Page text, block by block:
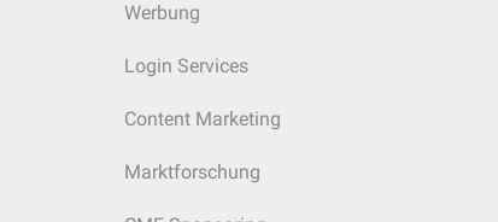
Werbung
Login Services
Content Marketing
Marktforschung